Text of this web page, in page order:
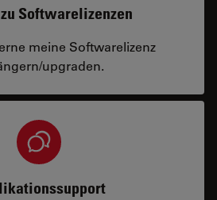
Softwarelizenzen
meine Softwarelizenz
upgraden.